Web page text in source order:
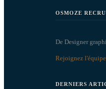
OSMOZE
De Designer
Rejoignez
DERNIERS